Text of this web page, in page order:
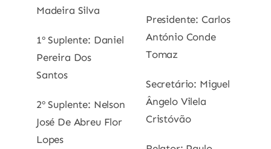
Madeira Silva
1º Suplente: Daniel
Pereira Dos
Santos
2º Suplente: Nelson
José De Abreu Flor
Lopes
Presidente: Carlos
António Conde
Tomaz
Secretário: Miguel
Ângelo Vilela
Cristóvão